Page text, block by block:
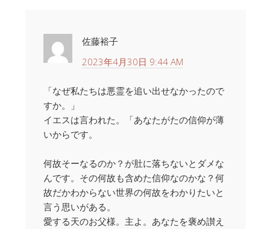
佐藤裕子
2023年4月30日 9:44 AM
「なぜ私たちは悪霊を追い出せなかったので
すか。」
イエスは言われた。「あなたがたの信仰が薄
いからです。
何故そーなるのか？が肚に落ちないとダメな
んです。その何故も含めた信仰なのかな？何
故だかわからない世界の何故をわかりたいと
言う思いがある。
愛する天のお父様。主よ。あなたを褒め讃え